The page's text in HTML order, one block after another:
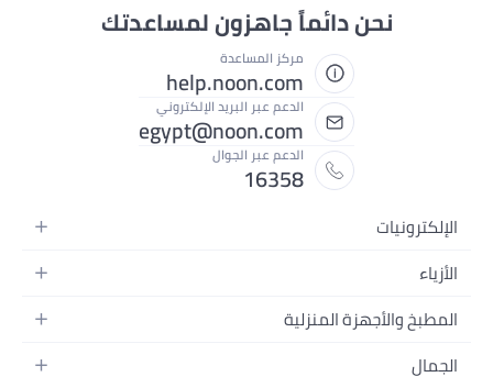
نحن دائماً جاهزون لمساعدتك
مركز المساعدة
help.noon.com
الدعم عبر البريد الإلكتروني
egypt@noon.com
الدعم عبر الجوال
16358
الإلكترونيات
الهواتف المتحركة
أجهزة الكمبيوتر المحمولة
الأجهزة المنزلية
الأزياء
أزياء نسائية
أزياء البنات
المطبخ والأجهزة المنزلية
المطبخ وأدوات الطعام
الجمال